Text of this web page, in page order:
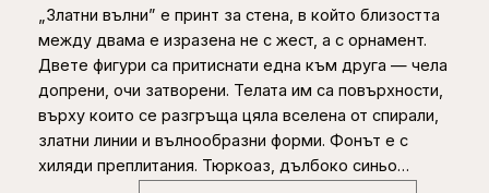
r
i
c
e
r
„Златни вълни” е принт за стена, в който близостта
между двама е изразена не с жест, а с орнамент.
Двете фигури са притиснати една към друга — чела
допрени, очи затворени. Телата им са повърхности,
върху които се разгръща цяла вселена от спирали,
златни линии и вълнообразни форми. Фонът е с
хиляди преплитания. Тюркоаз, дълбоко синьо…